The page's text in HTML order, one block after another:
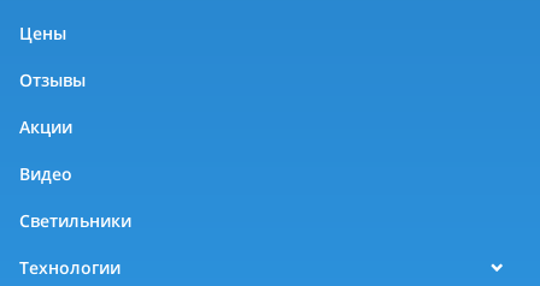
Цены
Отзывы
Акции
Видео
Светильники
Технологии